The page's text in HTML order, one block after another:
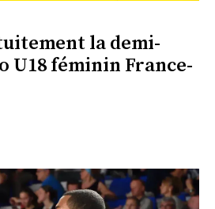
la demi-
U18 féminin France-